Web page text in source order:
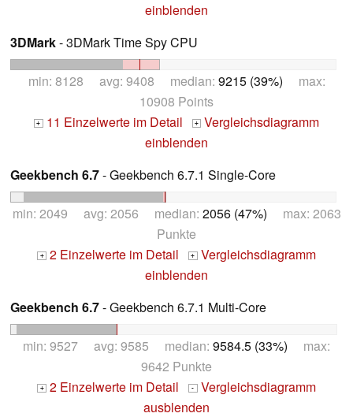
einblenden
3DMark- 3DMark Time Spy CPU
min: 8128 avg: 9408 median: 9215 (39%) max:
10908 Points
+ 11 Einzelwerte im Detail +
Vergleichsdiagramm
einblenden
Geekbench 6.7- Geekbench 6.7.1 Single-Core
min: 2049 avg: 2056 median: 2056 (47%) max: 2063
Punkte
+ 2 Einzelwerte im Detail + Vergleichsdiagramm
einblenden
Geekbench 6.7- Geekbench 6.7.1 Multi-Core
min: 9527 avg: 9585 median: 9584.5 (33%) max:
9642 Punkte
+ 2 Einzelwerte im Detail - Vergleichsdiagramm
ausblenden